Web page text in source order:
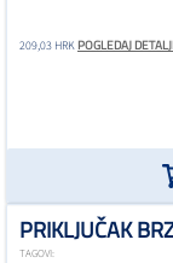
209,03 HRKPOGLEDAJ
PRIKLJUČAK
TAGOVI: